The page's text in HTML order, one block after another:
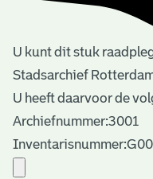
U kunt dit stuk
Stadsarchief
U heeft daarvoor de
Archiefnummer:3001